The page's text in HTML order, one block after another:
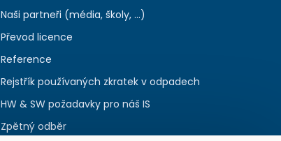
Naši partneři (média, školy, ...)
Převod licence
Reference
Rejstřík používaných zkratek v odpadech
HW & SW požadavky pro náš IS
Zpětný odběr